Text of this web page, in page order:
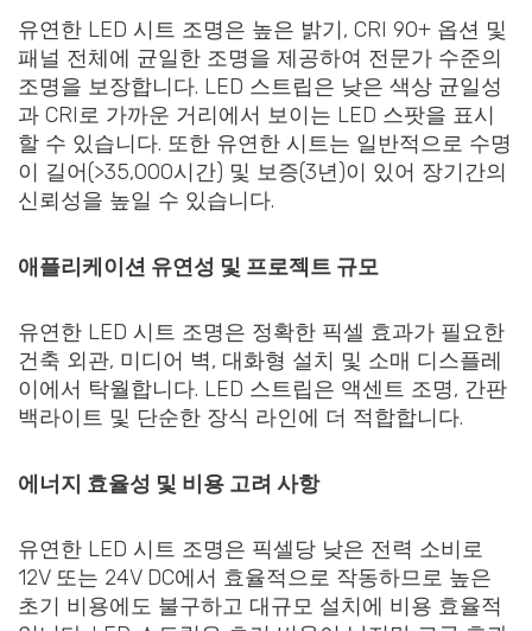
유연한 LED 시트 조명은 높은 밝기, CRI 90+ 옵션 및
패널 전체에 균일한 조명을 제공하여 전문가 수준의
조명을 보장합니다. LED 스트립은 낮은 색상 균일성
과 CRI로 가까운 거리에서 보이는 LED 스팟을 표시
할 수 있습니다. 또한 유연한 시트는 일반적으로 수명
이 길어(>35,000시간) 및 보증(3년)이 있어 장기간의
신뢰성을 높일 수 있습니다.
애플리케이션 유연성 및 프로젝트 규모
유연한 LED 시트 조명은 정확한 픽셀 효과가 필요한
건축 외관, 미디어 벽, 대화형 설치 및 소매 디스플레
이에서 탁월합니다. LED 스트립은 액센트 조명, 간판
백라이트 및 단순한 장식 라인에 더 적합합니다.
에너지 효율성 및 비용 고려 사항
유연한 LED 시트 조명은 픽셀당 낮은 전력 소비로
12V 또는 24V DC에서 효율적으로 작동하므로 높은
초기 비용에도 불구하고 대규모 설치에 비용 효율적